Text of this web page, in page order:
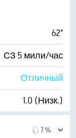
55° F
2 (Темно)
90 %
10 мили
62°
СЗ 5 мили/час
Отличный
1.0 (Низк.)
7 %